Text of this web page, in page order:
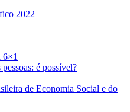
2022
6×1
é possível?
de Economia Social e do